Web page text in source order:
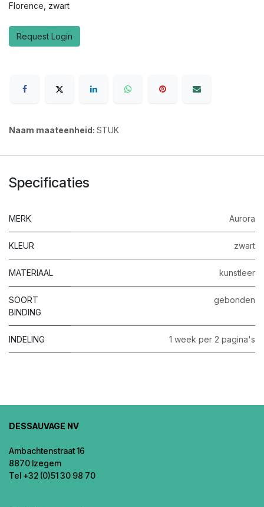
Florence, zwart
Request Login
Naam maateenheid: STUK
Specificaties
MERK Aurora
KLEUR zwart
MATERIAAL kunstleer
SOORT
BINDING
gebonden
INDELING 1 week per 2 pagina's
DESSAUVAGE NV
Ambachtenstraat 16
8870 Izegem
Tel +32 (0)51 30 98 70